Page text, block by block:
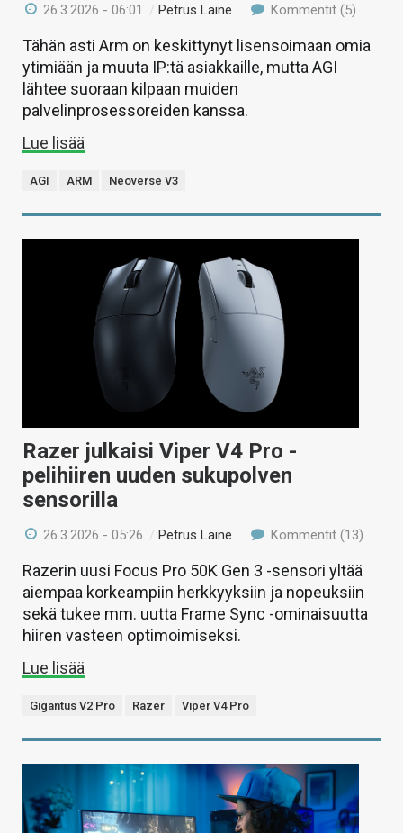
26.3.2026 - 06:01 /Petrus Laine Kommentit (5)
Tähän asti Arm on keskittynyt lisensoimaan omia
ytimiään ja muuta IP:tä asiakkaille, mutta AGI
lähtee suoraan kilpaan muiden
palvelinprosessoreiden kanssa.
Lue lisää
AGI ARM Neoverse V3
Razer julkaisi Viper V4 Pro -
pelihiiren uuden sukupolven
sensorilla
26.3.2026 - 05:26 /Petrus Laine Kommentit (13)
Razerin uusi Focus Pro 50K Gen 3 -sensori yltää
aiempaa korkeampiin herkkyyksiin ja nopeuksiin
sekä tukee mm. uutta Frame Sync -ominaisuutta
hiiren vasteen optimoimiseksi.
Lue lisää
Gigantus V2 Pro Razer Viper V4 Pro